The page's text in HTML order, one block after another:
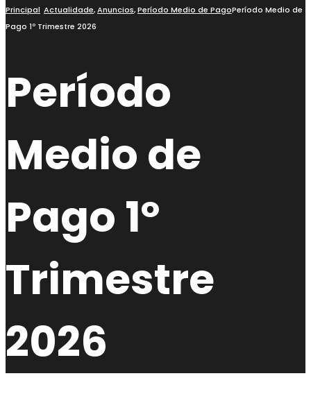
busca
Principal Actualidade,Anuncios,Período Medio de PagoPeríodo Medio de
Pago 1º Trimestre 2026
Período
Medio de
Pago 1º
Trimestre
2026